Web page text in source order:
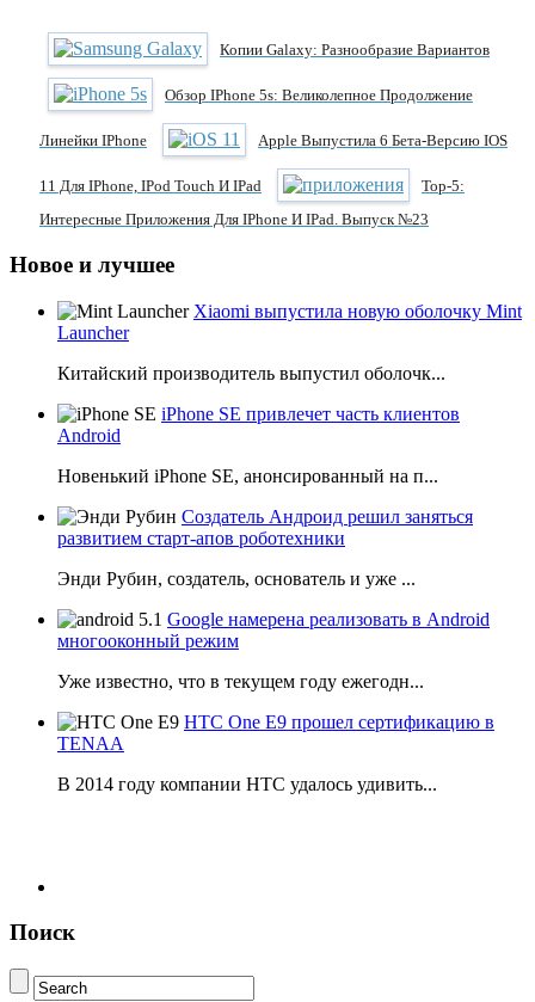
Копии Galaxy: Разнообразие Вариантов
Обзор IPhone 5s: Великолепное Продолжение
Линейки IPhone Apple Выпустила 6 Бета-Версию IOS
11 Для IPhone, IPod Touch И IPad
Тор-5:
Интересные Приложения Для IPhone И IPad. Выпуск №23
Новое и лучшее
Xiaomi выпустила новую оболочку Mint
Launcher
Китайский производитель выпустил оболочк...
iPhone SE привлечет часть клиентов
Android
Новенький iPhone SE, анонсированный на п...
Создатель Андроид решил заняться
развитием старт-апов роботехники
Энди Рубин, создатель, основатель и уже ...
Google намерена реализовать в Android
многооконный режим
Уже известно, что в текущем году ежегодн...
HTC One E9 прошел сертификацию в
TENAA
В 2014 году компании НТС удалось удивить...
Поиск